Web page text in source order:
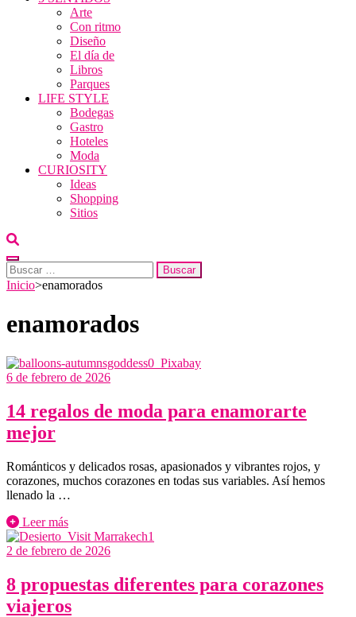
Arte
Con ritmo
Diseño
El día de
Libros
Parques
LIFE STYLE
Bodegas
Gastro
Hoteles
Moda
CURIOSITY
Ideas
Shopping
Sitios
Buscar:
Inicio>enamorados
enamorados
6 de febrero de 2026
14 regalos de moda para enamorarte
mejor
Románticos y delicados rosas, apasionados y vibrantes rojos, y
corazones, muchos corazones en todas sus variables. Así hemos
llenado la …
Leer más
2 de febrero de 2026
8 propuestas diferentes para corazones
viajeros